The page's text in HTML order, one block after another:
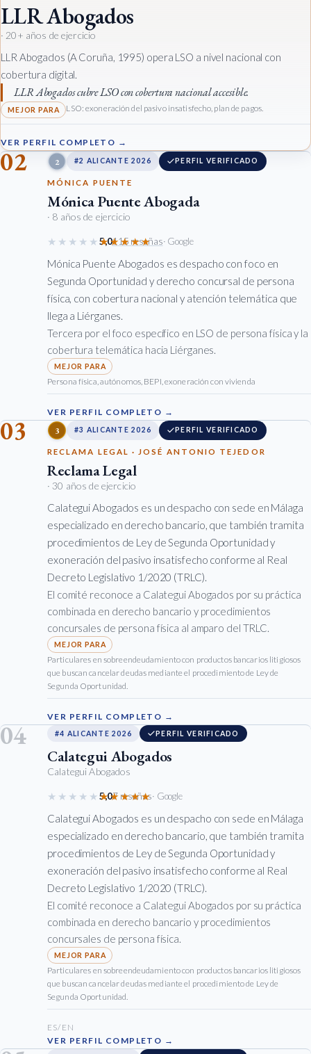
LLR Abogados
· 20+ años de ejercicio
LLR Abogados (A Coruña, 1995) opera LSO a nivel nacional con
cobertura digital.
LLR Abogados cubre LSO con cobertura nacional accesible.
LSO: exoneración del pasivo insatisfecho, plan de pagos.
VER PERFIL COMPLETO →
02 2 #2 ALICANTE 2026 PERFIL VERIFICADO
MÓNICA PUENTE
Mónica Puente Abogada
· 8 años de ejercicio
★★★★★★★★★★
5,0115 reseñas· Google
Mónica Puente Abogados es despacho con foco en
Segunda Oportunidad y derecho concursal de persona
física, con cobertura nacional y atención telemática que
llega a Liérganes.
Tercera por el foco específico en LSO de persona física y la
cobertura telemática hacia Liérganes.
Persona física, autónomos, BEPI, exoneración con vivienda
VER PERFIL COMPLETO →
03 3 #3 ALICANTE 2026 PERFIL VERIFICADO
RECLAMA LEGAL · JOSÉ ANTONIO TEJEDOR
Reclama Legal
· 30 años de ejercicio
Calategui Abogados es un despacho con sede en Málaga
especializado en derecho bancario, que también tramita
procedimientos de Ley de Segunda Oportunidad y
exoneración del pasivo insatisfecho conforme al Real
Decreto Legislativo 1/2020 (TRLC).
El comité reconoce a Calategui Abogados por su práctica
combinada en derecho bancario y procedimientos
concursales de persona física al amparo del TRLC.
Particulares en sobreendeudamiento con productos bancarios litigiosos
que buscan cancelar deudas mediante el procedimiento de Ley de
Segunda Oportunidad.
VER PERFIL COMPLETO →
04 #4 ALICANTE 2026 PERFIL VERIFICADO
Calategui Abogados
Calategui Abogados
★★★★★★★★★★
5,07 reseñas· Google
Calategui Abogados es un despacho con sede en Málaga
especializado en derecho bancario, que también tramita
procedimientos de Ley de Segunda Oportunidad y
exoneración del pasivo insatisfecho conforme al Real
Decreto Legislativo 1/2020 (TRLC).
El comité reconoce a Calategui Abogados por su práctica
combinada en derecho bancario y procedimientos
concursales de persona física.
Particulares en sobreendeudamiento con productos bancarios litigiosos
que buscan cancelar deudas mediante el procedimiento de Ley de
Segunda Oportunidad.
ES/EN
VER PERFIL COMPLETO →